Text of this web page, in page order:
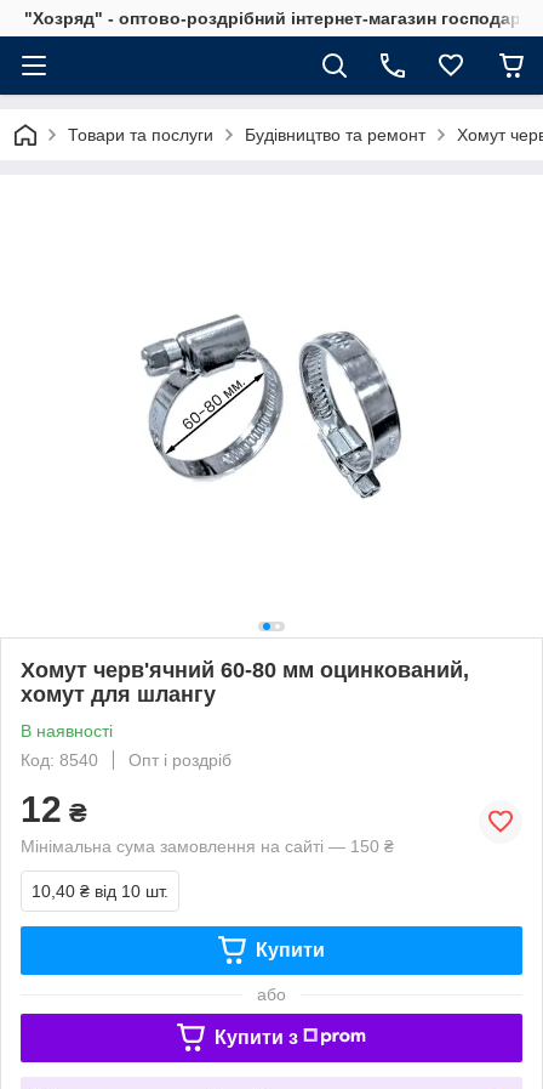
"Хозряд" - оптово-роздрібний інтернет-магазин
Товари та послуги Будівництво та ремонт Хомут
Хомут черв'ячний 60-80 мм оцинкований,
хомут для шлангу
В наявності
Код: 8540
Опт і роздріб
12 ₴
Мінімальна сума замовлення на сайті — 150 ₴
10,40 ₴ від 10 шт.
Купити
або
Купити з